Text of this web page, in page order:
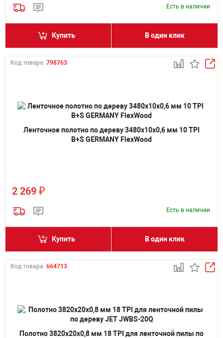
Есть в наличии
Купить В один клик
Код товара: 798763
Ленточное полотно по дереву 3480х10х0,6 мм 10 TPI
B+S GERMANY FlexWood
2 269 ₽
Есть в наличии
Купить В один клик
Код товара: 664713
Полотно 3820х20х0,8 мм 18 TPI для ленточной пилы по